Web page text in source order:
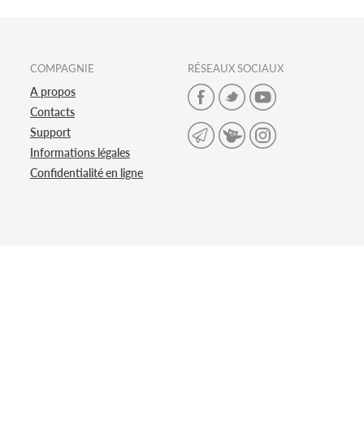
COMPAGNIE
A propos
Contacts
Support
Informations légales
Confidentialité en ligne
RÉSEAUX SOCIAUX